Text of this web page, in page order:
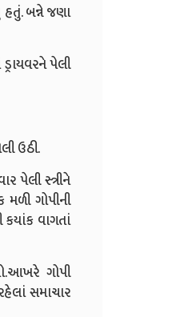
બન્ને જણા
પેલી
ઉઠી.
પેલી સ્ત્રીને
ગોપીની
વાગતાં
ગોપી
સમાચાર